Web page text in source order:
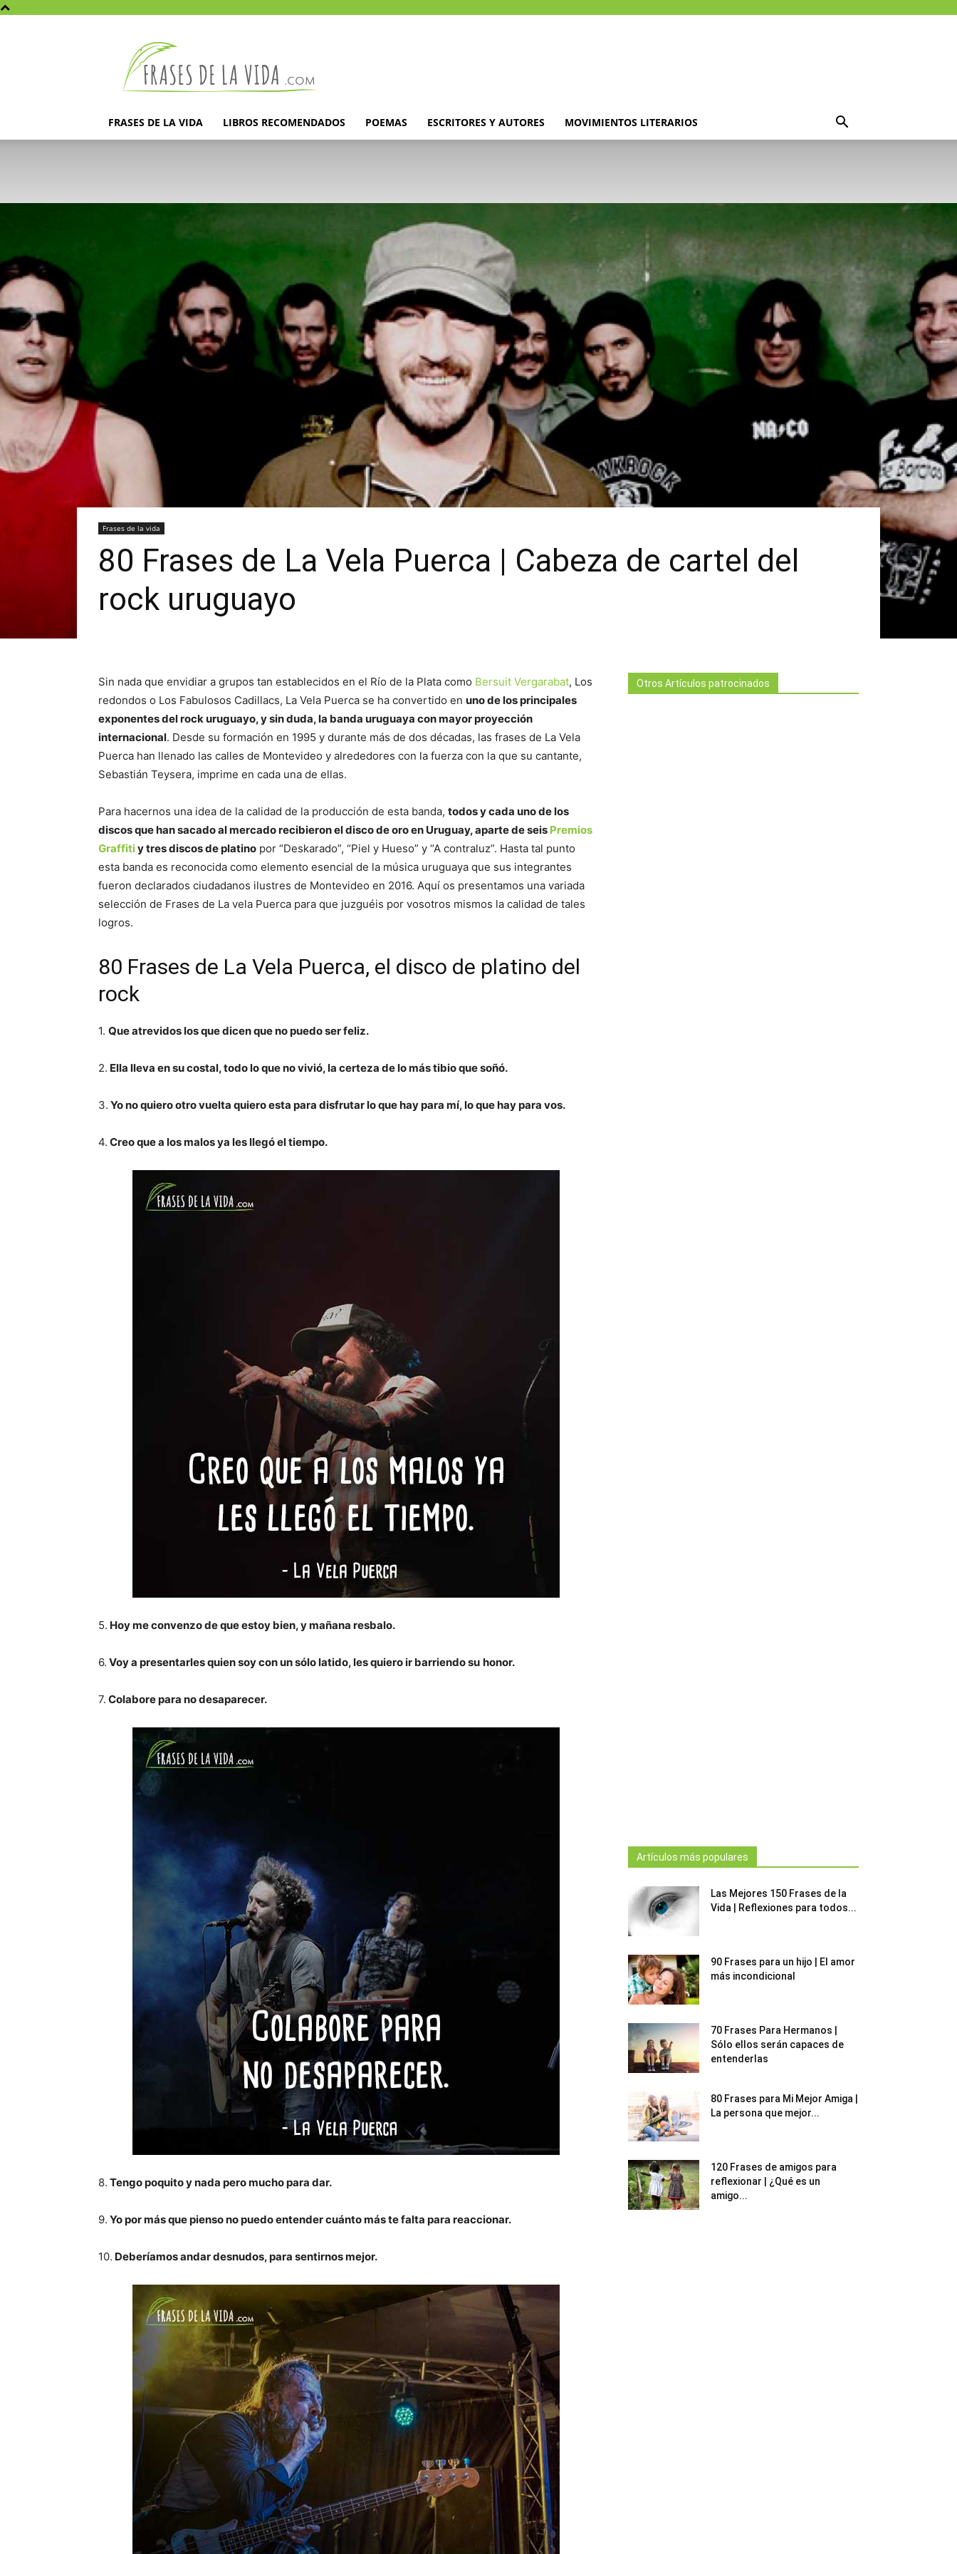
la
vida
FRASES DE LA VIDA LIBROS RECOMENDADOS POEMAS ESCRITORES Y AUTORES MOVIMIENTOS LITERARIOS
Frases de la vida
80 Frases de La Vela Puerca | Cabeza de cartel del
rock uruguayo
Sin nada que envidiar a grupos tan establecidos en el Río de la Plata como Bersuit Vergarabat, Los
redondos o Los Fabulosos Cadillacs, La Vela Puerca se ha convertido en uno de los principales
exponentes del rock uruguayo, y sin duda, la banda uruguaya con mayor proyección
internacional. Desde su formación en 1995 y durante más de dos décadas, las frases de La Vela
Puerca han llenado las calles de Montevideo y alrededores con la fuerza con la que su cantante,
Sebastián Teysera, imprime en cada una de ellas.
Para hacernos una idea de la calidad de la producción de esta banda, todos y cada uno de los
discos que han sacado al mercado recibieron el disco de oro en Uruguay, aparte de seis Premios
Graffitiy tres discos de platino por “Deskarado”, “Piel y Hueso” y “A contraluz”. Hasta tal punto
esta banda es reconocida como elemento esencial de la música uruguaya que sus integrantes
fueron declarados ciudadanos ilustres de Montevideo en 2016. Aquí os presentamos una variada
selección de Frases de La vela Puerca para que juzguéis por vosotros mismos la calidad de tales
logros.
80 Frases de La Vela Puerca, el disco de platino del
rock
1. Que atrevidos los que dicen que no puedo ser feliz.
2. Ella lleva en su costal, todo lo que no vivió, la certeza de lo más tibio que soñó.
3. Yo no quiero otro vuelta quiero esta para disfrutar lo que hay para mí, lo que hay para vos.
4. Creo que a los malos ya les llegó el tiempo.
5. Hoy me convenzo de que estoy bien, y mañana resbalo.
6. Voy a presentarles quien soy con un sólo latido, les quiero ir barriendo su honor.
7. Colabore para no desaparecer.
8. Tengo poquito y nada pero mucho para dar.
9. Yo por más que pienso no puedo entender cuánto más te falta para reaccionar.
10. Deberíamos andar desnudos, para sentirnos mejor.
Otros Artículos patrocinados
Artículos más populares
Las Mejores 150 Frases de la
Vida | Reflexiones para todos...
90 Frases para un hijo | El amor
más incondicional
70 Frases Para Hermanos |
Sólo ellos serán capaces de
entenderlas
80 Frases para Mi Mejor Amiga |
La persona que mejor...
120 Frases de amigos para
reflexionar | ¿Qué es un
amigo...